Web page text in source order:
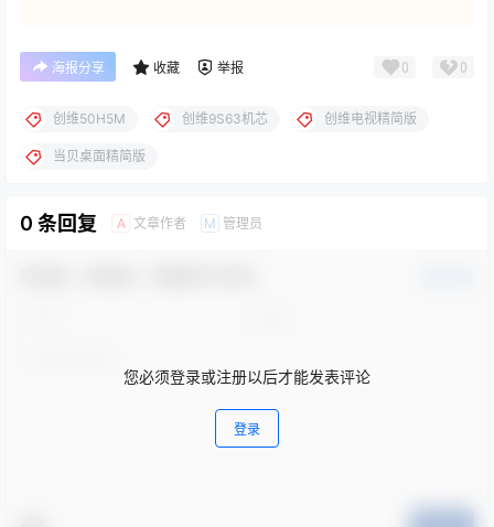
海报分享 收藏 举报 0 0
创维50H5M 创维9S63机芯 创维电视精简版
当贝桌面精简版
0 条回复 A 文章作者 M 管理员
您必须登录或注册以后才能发表评论
登录